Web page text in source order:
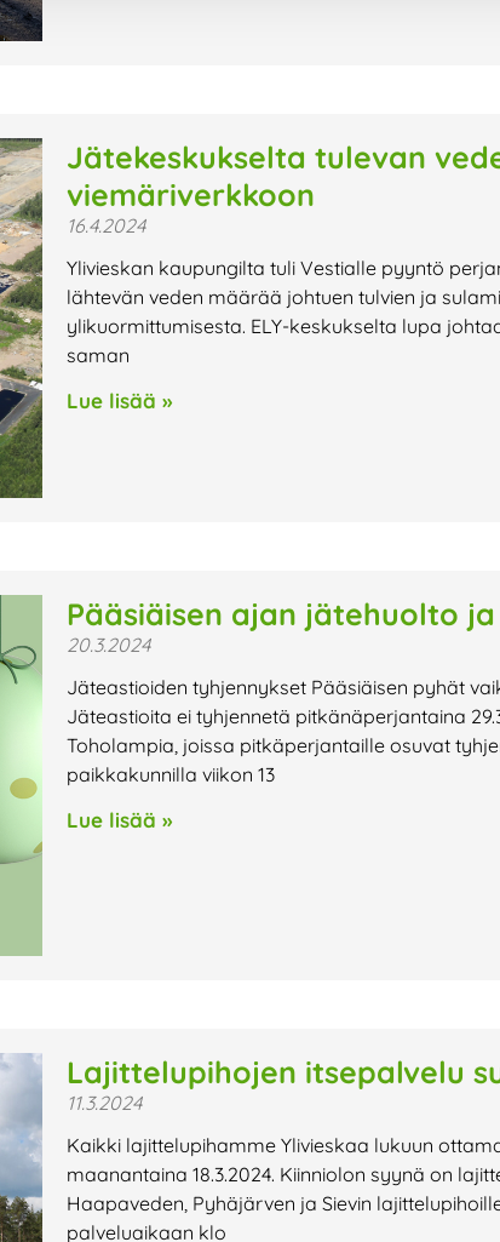
Jätekeskukselta tulevan
viemäriverkkoon
16.4.2024
Ylivieskan kaupungilta tuli Vestialle pyyntö
lähtevän veden määrää johtuen tulvien ja
ylikuormittumisesta. ELY-keskukselta lupa
saman
Lue lisää »
Pääsiäisen ajan jätehuolto
20.3.2024
Jäteastioiden tyhjennykset Pääsiäisen pyhät
Jäteastioita ei tyhjennetä pitkänäperjantaina
Toholampia, joissa pitkäperjantaille osuvat
paikkakunnilla viikon 13
Lue lisää »
Lajittelupihojen itsepalvelu
11.3.2024
Kaikki lajittelupihamme Ylivieskaa lukuun
maanantaina 18.3.2024. Kiinniolon syynä on
Haapaveden, Pyhäjärven ja Sievin
palveluaikaan klo